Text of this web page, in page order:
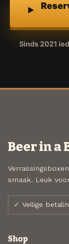
Sinds 2021
Beer in a
smaak. Leuk
✓ Veilige
Shop